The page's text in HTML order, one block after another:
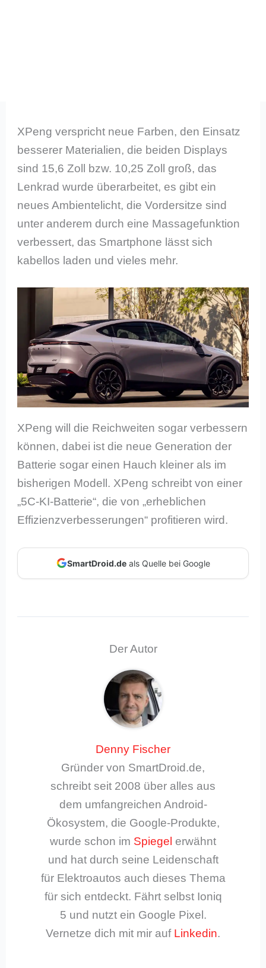
XPeng verspricht neue Farben, den Einsatz
besserer Materialien, die beiden Displays
sind 15,6 Zoll bzw. 10,25 Zoll groß, das
Lenkrad wurde überarbeitet, es gibt ein
neues Ambientelicht, die Vordersitze sind
unter anderem durch eine Massagefunktion
verbessert, das Smartphone lässt sich
kabellos laden und vieles mehr.
XPeng will die Reichweiten sogar verbessern
können, dabei ist die neue Generation der
Batterie sogar einen Hauch kleiner als im
bisherigen Modell. XPeng schreibt von einer
„5C-KI-Batterie“, die von „erheblichen
Effizienzverbesserungen“ profitieren wird.
SmartDroid.deals Quelle bei Google
Der Autor
Denny Fischer
Gründer von SmartDroid.de,
schreibt seit 2008 über alles aus
dem umfangreichen Android-
Ökosystem, die Google-Produkte,
wurde schon im Spiegel erwähnt
und hat durch seine Leidenschaft
für Elektroautos auch dieses Thema
für sich entdeckt. Fährt selbst Ioniq
5 und nutzt ein Google Pixel.
Vernetze dich mit mir auf Linkedin.